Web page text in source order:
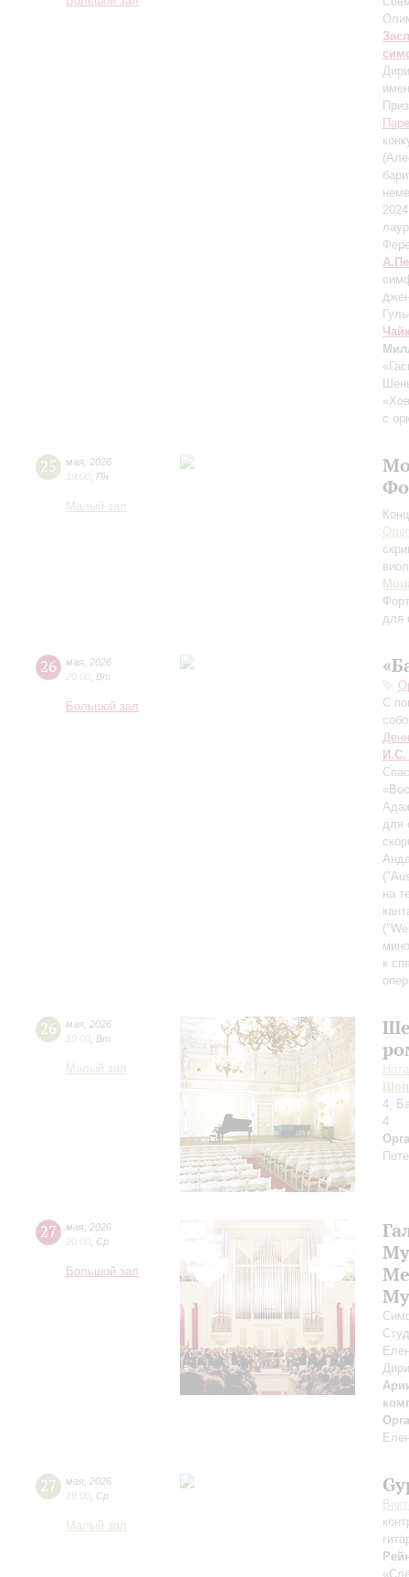
с
25 мая 2026
19:00 Пн
Малый зал
для
26 мая 2026
20:00 Вт
Большой зал
С
И.С.
для
на
к
26 мая 2026
19:00 Вт
Малый зал
4,
4
27 мая 2026
20:00 Ср
Большой зал
27 мая 2026
19:00 Ср
Малый зал